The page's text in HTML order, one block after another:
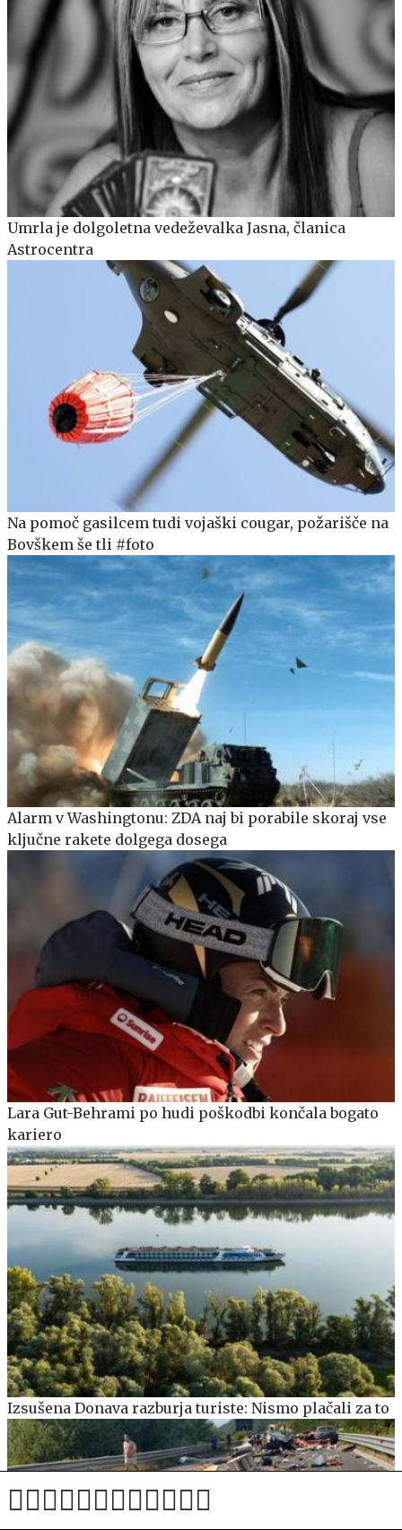
Umrla je dolgoletna vedeževalka Jasna, članica
Astrocentra
Na pomoč gasilcem tudi vojaški cougar, požarišče na
Bovškem še tli #foto
Alarm v Washingtonu: ZDA naj bi porabile skoraj vse
ključne rakete dolgega dosega
Lara Gut-Behrami po hudi poškodbi končala bogato
kariero
Izsušena Donava razburja turiste: Nismo plačali za to